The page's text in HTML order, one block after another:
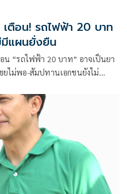
ตือน! รถไฟฟ้า 20 บาท
มีแผนยั่งยืน
น “รถไฟฟ้า 20 บาท” อาจเป็นยา
ยไม่พอ-สัมปทานเอกชนยังไม่